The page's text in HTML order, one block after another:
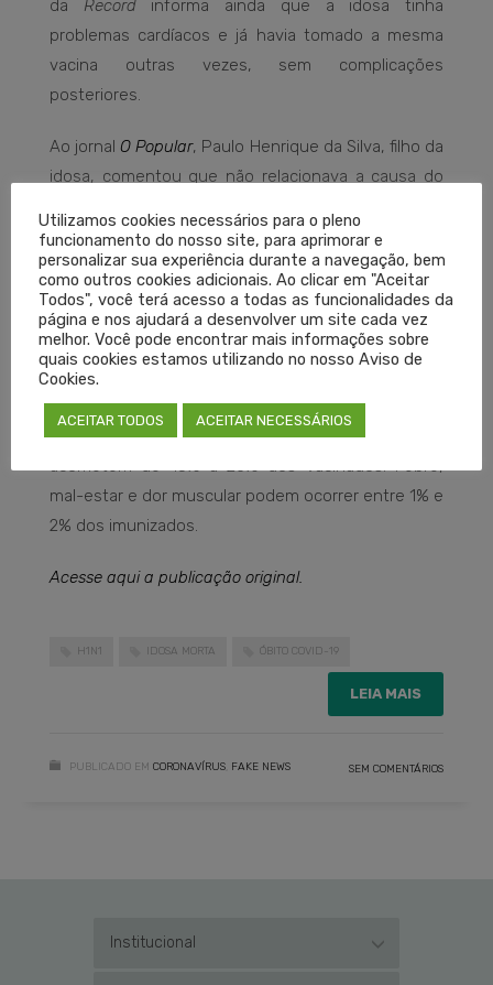
da Recordinforma ainda que a idosa tinha
problemas cardíacos e já havia tomado a mesma
vacina outras vezes, sem complicações
posteriores.
Ao jornal O Popular, Paulo Henrique da Silva, filho da
idosa, comentou que não relacionava a causa do
tinha sofrido problemas antes.
Instituições como aSBIm(Sociedade Brasileira de
Imunizações) e aFiocruz(Fundação Oswaldo Cruz)
e o Ministério da Saúdenão elencam ataques
cardíacos entre os possíveis efeitos adversos da
vacina contra a gripe. As principais manifestações
são dor, vermelhidão e endurecimento da pele, que
acometem de 15% a 20% dos vacinados. Febre,
mal-estar e dor muscular podem ocorrer entre 1% e
2% dos imunizados.
Acesse aqui a publicação original.
H1N1 IDOSA MORTA ÓBITO COVID-19
LEIA MAIS
PUBLICADO EM CORONAVÍRUS FAKE NEWS SEM COMENTÁRIOS
Institucional
Utilizamos cookies necessários para o pleno
funcionamento do nosso site, para aprimorar e
personalizar sua experiência durante a navegação, bem
como outros cookies adicionais. Ao clicar em "Aceitar
Todos", você terá acesso a todas as funcionalidades da
página e nos ajudará a desenvolver um site cada vez
melhor. Você pode encontrar mais informações sobre
quais cookies estamos utilizando no nosso Aviso de
Cookies.
ACEITAR TODOS ACEITAR NECESSÁRIOS